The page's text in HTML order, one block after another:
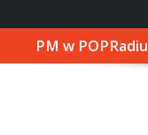
PM w POPRadiu